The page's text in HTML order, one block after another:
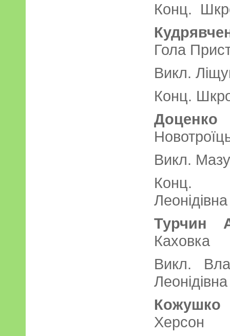
Конц.
Гола
Викл.
Конц.
Доценко
Викл.
Конц.
Леонідівна
Турчин
Каховка
Викл.
Леонідівна
Кожушко
Херсон